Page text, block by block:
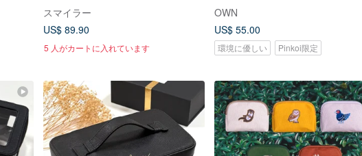
スマイラー
US$ 89.90
5 人がカートに入れています
量化粧品収納、洗面用具バッグ、旅
行用化粧バッグ
OWN
US$ 55.00
環境に優しい Pinkoi限定